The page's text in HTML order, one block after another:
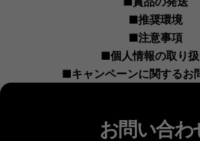
■推奨環境
■注意事項
■個人情報の取り
■キャンペーンに関するお
お問い合わ